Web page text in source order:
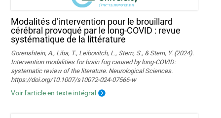
Modalités d’intervention pour le brouillard
cérébral provoqué par le long-COVID : revue
systématique de la littérature
Gorenshtein, A., Liba, T., Leibovitch, L., Stern, S., & Stern, Y. (2024).
Intervention modalities for brain fog caused by long‑COVID:
systematic review of the literature. Neurological Sciences.
https://doi.org/10.1007/s10072-024-07566-w
Voir l'article en texte intégral